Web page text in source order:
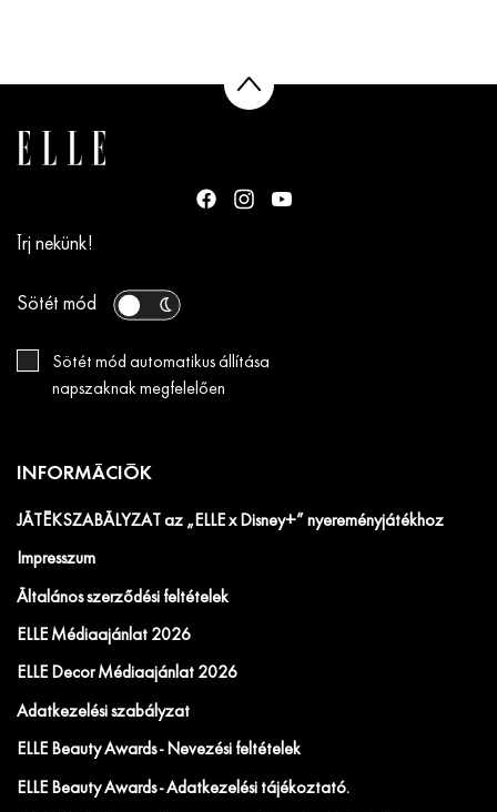
Írj nekünk!
Sötét mód
Sötét mód automatikus állítása
napszaknak megfelelően
INFORMÁCIÓK
JÁTÉKSZABÁLYZAT az „ELLE x Disney+” nyereményjátékhoz
Impresszum
Általános szerződési feltételek
ELLE Médiaajánlat 2026
ELLE Decor Médiaajánlat 2026
Adatkezelési szabályzat
ELLE Beauty Awards - Nevezési feltételek
ELLE Beauty Awards - Adatkezelési tájékoztató.